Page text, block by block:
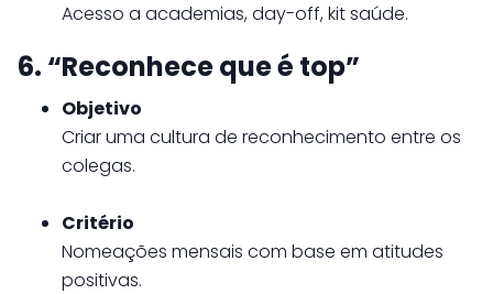
Acesso a academias, day-off, kit saúde.
6. “Reconhece que é top”
Objetivo
Criar uma cultura de reconhecimento entre os
colegas.
Critério
Nomeações mensais com base em atitudes
positivas.